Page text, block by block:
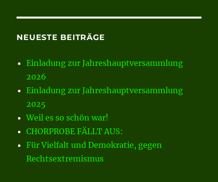
NEUESTE BEITRÄGE
Einladung zur Jahreshauptversammlung
2026
Einladung zur Jahreshauptversammlung
2025
Weil es so schön war!
CHORPROBE FÄLLT AUS:
Für Vielfalt und Demokratie, gegen
Rechtsextremismus